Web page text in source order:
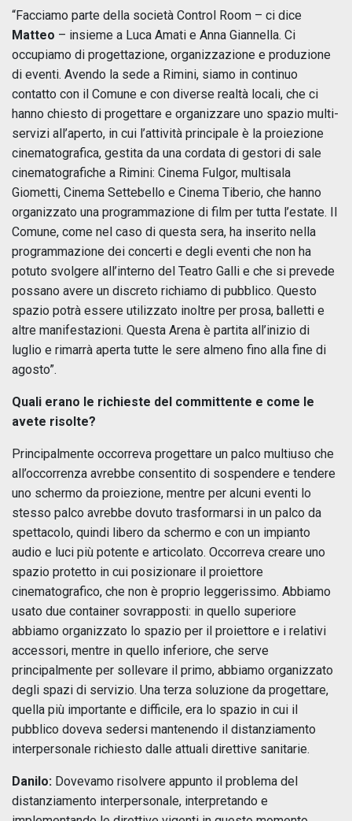
“Facciamo parte della società Control Room – ci dice
Matteo – insieme a Luca Amati e Anna Giannella. Ci
occupiamo di progettazione, organizzazione e produzione
di eventi. Avendo la sede a Rimini, siamo in continuo
contatto con il Comune e con diverse realtà locali, che ci
hanno chiesto di progettare e organizzare uno spazio multi-
servizi all’aperto, in cui l’attività principale è la proiezione
cinematografica, gestita da una cordata di gestori di sale
cinematografiche a Rimini: Cinema Fulgor, multisala
Giometti, Cinema Settebello e Cinema Tiberio, che hanno
organizzato una programmazione di film per tutta l’estate. Il
Comune, come nel caso di questa sera, ha inserito nella
programmazione dei concerti e degli eventi che non ha
potuto svolgere all’interno del Teatro Galli e che si prevede
possano avere un discreto richiamo di pubblico. Questo
spazio potrà essere utilizzato inoltre per prosa, balletti e
altre manifestazioni. Questa Arena è partita all’inizio di
luglio e rimarrà aperta tutte le sere almeno fino alla fine di
agosto”.
Quali erano le richieste del committente e come le
avete risolte?
Principalmente occorreva progettare un palco multiuso che
all’occorrenza avrebbe consentito di sospendere e tendere
uno schermo da proiezione, mentre per alcuni eventi lo
stesso palco avrebbe dovuto trasformarsi in un palco da
spettacolo, quindi libero da schermo e con un impianto
audio e luci più potente e articolato. Occorreva creare uno
spazio protetto in cui posizionare il proiettore
cinematografico, che non è proprio leggerissimo. Abbiamo
usato due container sovrapposti: in quello superiore
abbiamo organizzato lo spazio per il proiettore e i relativi
accessori, mentre in quello inferiore, che serve
principalmente per sollevare il primo, abbiamo organizzato
degli spazi di servizio. Una terza soluzione da progettare,
quella più importante e difficile, era lo spazio in cui il
pubblico doveva sedersi mantenendo il distanziamento
interpersonale richiesto dalle attuali direttive sanitarie.
Danilo: Dovevamo risolvere appunto il problema del
distanziamento interpersonale, interpretando e